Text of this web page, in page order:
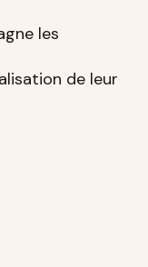
les
de leur